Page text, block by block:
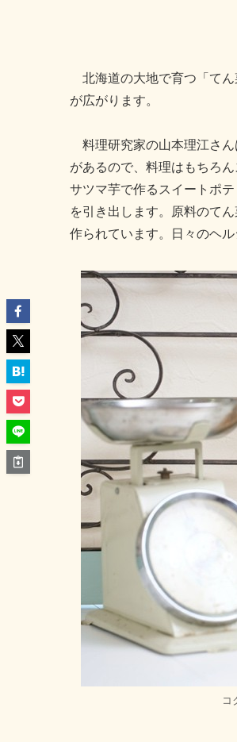
北海道の大地で育つ「てん
が広がります。
料理研究家の山本理江さん
があるので、料理はもちろ
サツマ芋で作るスイートポ
を引き出します。原料のて
作られています。日々のヘ
コ